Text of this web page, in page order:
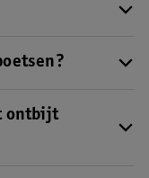
je tanden en kiezen.
ontbijt